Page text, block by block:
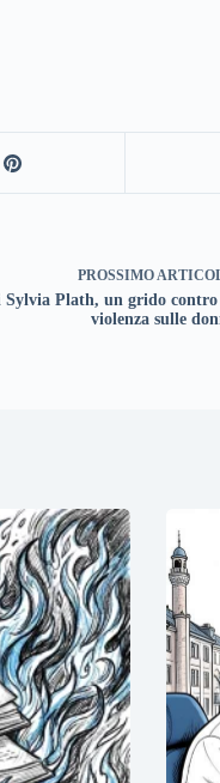
PROSSIMO
Sylvia Plath, un grido
violenza sulle